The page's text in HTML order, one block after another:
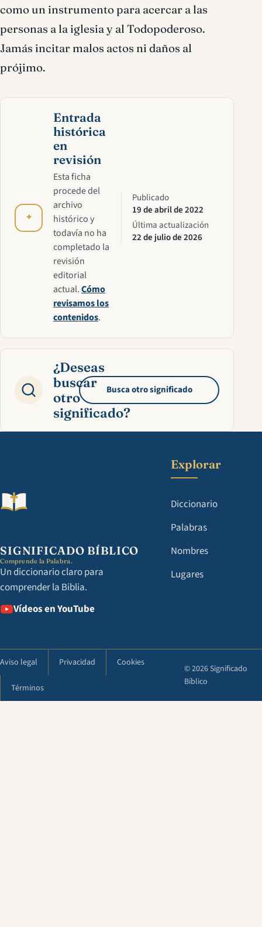
como un instrumento para acercar a las
personas a la iglesia y al Todopoderoso.
Jamás incitar malos actos ni daños al
prójimo.
✦
Entrada
histórica
en
revisión
Esta ficha
procede del
archivo
histórico y
todavía no ha
completado la
revisión
editorial
actual.Cómo
revisamos los
contenidos.
Publicado
19 de abril de 2022
Última actualización
22 de julio de 2026
¿Deseas
buscar
otro
significado?
Busca otro significado
SIGNIFICADO BÍBLICO
Comprende la Palabra.
Un diccionario claro para
comprender la Biblia.
Vídeos en YouTube
Explorar
Diccionario
Palabras
Nombres
Lugares
Aviso legal Privacidad Cookies
Términos
© 2026 Significado
Bíblico